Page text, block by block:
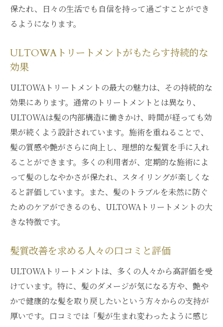
銀座での施術がもたらす特別な体験
ULTOWAトリートメントによる長期的な変
忙しい日常にこそ試したい銀座のULTOWAトリ
ストレス社会における髪の健康維持
忙しくても続けられる髪質改善
効率的な時間の使い方とトリートメント
銀座でのリラックス体験と髪質改善
日々の髪ケアを楽しくする提案
ULTOWAが提供するストレスフリーな美髪
自然な美しさを引き出すULTOWAトリートメン
トの実力とは
偽りのない美しさを求めるULTOWAの哲学
人工的でない自然な艶の再現
髪の生まれ変わりを助けるトリートメント
ULTOWAが支持される理由とその効果
環境にも優しいトリートメントの選び方
保たれ、日々の生活でも自信を持って過ごすことができ
るようになります。
ULTOWAトリートメントがもたらす持続的な
効果
ULTOWAトリートメントの最大の魅力は、その持続的な
効果にあります。通常のトリートメントとは異なり、
ULTOWAは髪の内部構造に働きかけ、時間が経っても効
果が続くよう設計されています。施術を重ねることで、
髪の質感や艶がさらに向上し、理想的な髪質を手に入れ
ることができます。多くの利用者が、定期的な施術によ
って髪のしなやかさが保たれ、スタイリングが楽しくな
ると評価しています。また、髪のトラブルを未然に防ぐ
ためのケアができるのも、ULTOWAトリートメントの大
きな特徴です。
髪質改善を求める人々の口コミと評価
ULTOWAトリートメントは、多くの人々から高評価を受
けています。特に、髪のダメージが気になる方や、艶や
かで健康的な髪を取り戻したいという方々からの支持が
厚いです。口コミでは「髪が生まれ変わったように感じ